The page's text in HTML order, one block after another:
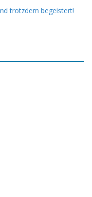
trotzdem begeistert!